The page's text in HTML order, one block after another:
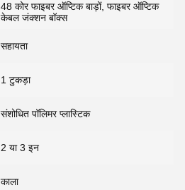
48 कोर फाइबर ऑप्टिक बाड़ों, फाइबर ऑप्टिक
केबल जंक्शन बॉक्स
सहायता
1 टुकड़ा
संशोधित पॉलिमर प्लास्टिक
2 या 3 इन
काला